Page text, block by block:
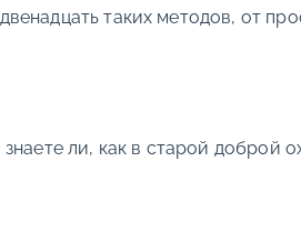
таких методов, от
ли, как в старой доброй